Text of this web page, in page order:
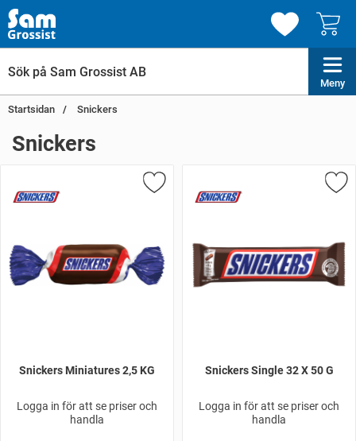
Meny
Startsidan Snickers
Snickers
Snickers Miniatures 2,5 KG
Logga in för att se priser och
handla
Snickers Single 32 X 50 G
Logga in för att se priser och
handla